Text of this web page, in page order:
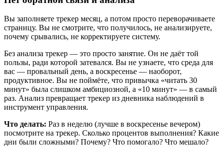
Вы заполняете трекер месяц, а потом просто переворачиваете
страницу. Вы не смотрите, что получилось, не анализируете,
почему срывались, не корректируете систему.
Без анализа трекер — это просто занятие. Он не даёт той
пользы, ради которой затевался. Вы не узнаете, что среда для
вас — провальный день, а воскресенье — наоборот,
продуктивное. Вы не поймёте, что привычка «читать 30
минут» была слишком амбициозной, а «10 минут» — в самый
раз. Анализ превращает трекер из дневника наблюдений в
инструмент управления.
Что делать: Раз в неделю (лучше в воскресенье вечером)
посмотрите на трекер. Сколько процентов выполнения? Какие
дни были сложными? Почему? Что помогало? Что мешало?